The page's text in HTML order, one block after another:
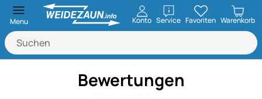
Menu Konto ServiceöffnenFavoriten Warenkorb
Bewertungen